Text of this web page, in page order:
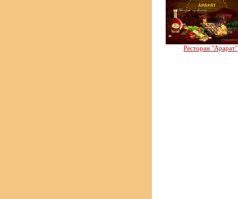
Ресторан "Арарат"